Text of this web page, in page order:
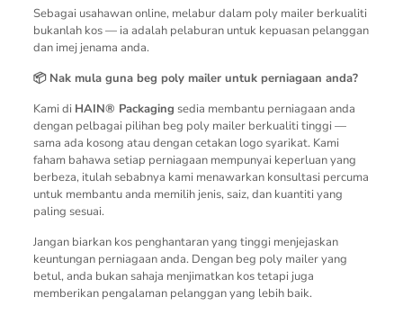
Sebagai usahawan online, melabur dalam poly mailer berkualiti
bukanlah kos — ia adalah pelaburan untuk kepuasan pelanggan
dan imej jenama anda.
📦 Nak mula guna beg poly mailer untuk perniagaan anda?
Kami di HAIN® Packaging sedia membantu perniagaan anda
dengan pelbagai pilihan beg poly mailer berkualiti tinggi —
sama ada kosong atau dengan cetakan logo syarikat. Kami
faham bahawa setiap perniagaan mempunyai keperluan yang
berbeza, itulah sebabnya kami menawarkan konsultasi percuma
untuk membantu anda memilih jenis, saiz, dan kuantiti yang
paling sesuai.
Jangan biarkan kos penghantaran yang tinggi menjejaskan
keuntungan perniagaan anda. Dengan beg poly mailer yang
betul, anda bukan sahaja menjimatkan kos tetapi juga
memberikan pengalaman pelanggan yang lebih baik.